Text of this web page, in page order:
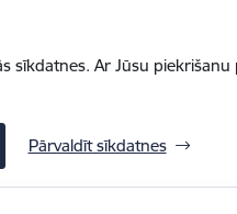
sīkdatnes. Ar Jūsu
Pārvaldīt sīkdatnes